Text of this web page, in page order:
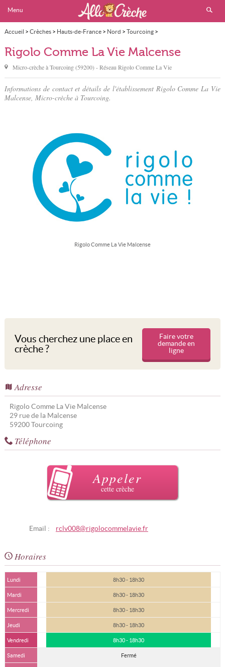
Menu
Accueil > Crèches> Hauts-de-France> Nord > Tourcoing>
Rigolo Comme La Vie Malcense
Rigolo Comme La Vie Malcense
Micro-crèche àTourcoing(59200) - Réseau Rigolo Comme La Vie
Informations de contact et détails de l'établissement Rigolo Comme La Vie
Malcense, Micro-crèche à Tourcoing.
Rigolo Comme La Vie Malcense
Vous cherchez une place en
crèche ?
Faire votre
demande en
ligne
Adresse
Rigolo Comme La Vie Malcense
29 rue de la Malcense
59200 Tourcoing
Téléphone
Appeler
cette crèche
Email : rclv008@rigolocommelavie.fr
Horaires
Lundi 8h30 - 18h30
Mardi 8h30 - 18h30
Mercredi 8h30 - 18h30
Jeudi 8h30 - 18h30
Vendredi 8h30 - 18h30
Samedi Fermé